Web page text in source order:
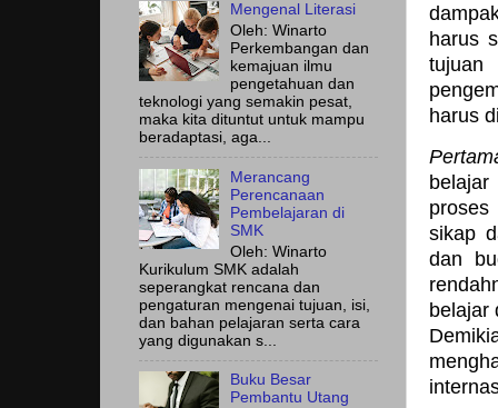
harus
tujuan
harus
proses
sikap
dan
belajar
Mengenal Literasi
Oleh: Winarto
Perkembangan dan
kemajuan ilmu
pengetahuan dan
teknologi yang semakin pesat,
maka kita dituntut untuk mampu
beradaptasi, aga...
Merancang
Perencanaan
Pembelajaran di
SMK
Oleh: Winarto
Kurikulum SMK adalah
seperangkat rencana dan
pengaturan mengenai tujuan, isi,
dan bahan pelajaran serta cara
yang digunakan s...
Buku Besar
Pembantu Utang